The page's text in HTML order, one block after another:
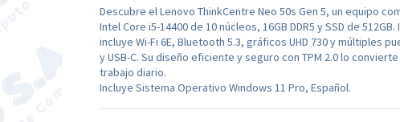
Descubre el Lenovo ThinkCentre Neo 50s Gen 5, un equipo
Intel Core i5-14400 de 10 núcleos, 16GB DDR5 y SSD de
incluye Wi-Fi 6E, Bluetooth 5.3, gráficos UHD 730 y múltiples
y USB-C. Su diseño eficiente y seguro con TPM 2.0 lo
trabajo diario.
Incluye Sistema Operativo Windows 11 Pro, Español.